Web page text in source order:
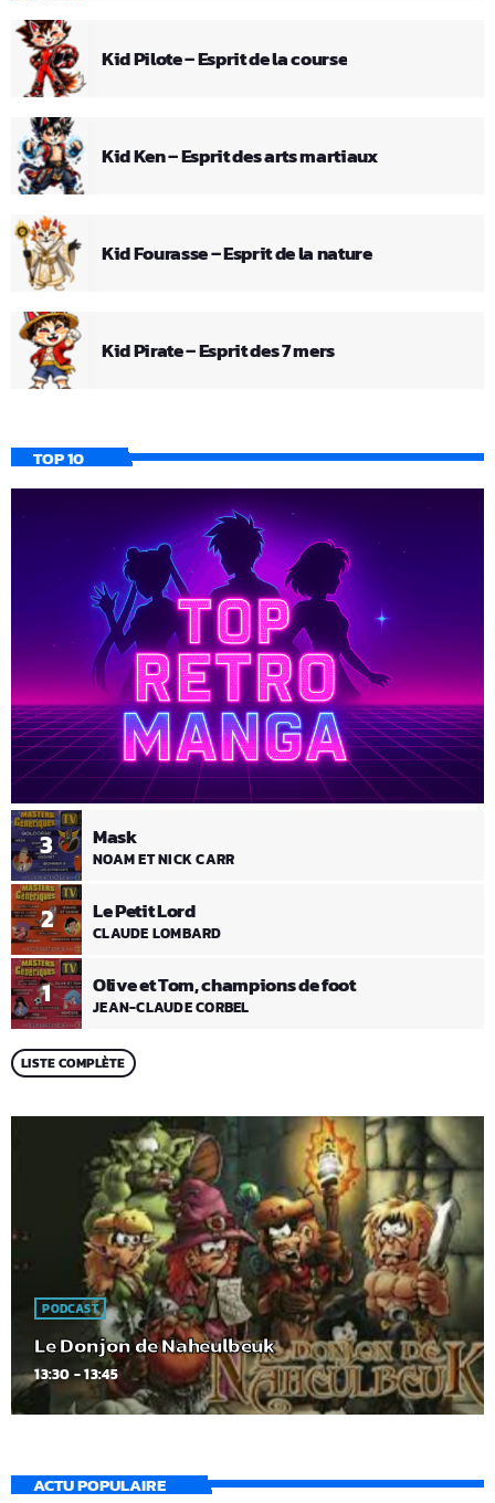
Kid Pilote – Esprit de la course
Kid Ken – Esprit des arts martiaux
Kid Fourasse – Esprit de la nature
Kid Pirate – Esprit des 7 mers
TOP 10
1 Olive et Tom, champions de foot
JEAN-CLAUDE CORBEL
2 Le Petit Lord
CLAUDE LOMBARD
3 Mask
NOAM ET NICK CARR
LISTE COMPLÈTE
PODCAST
Le Donjon de Naheulbeuk
13:30 - 13:45
ACTU POPULAIRE